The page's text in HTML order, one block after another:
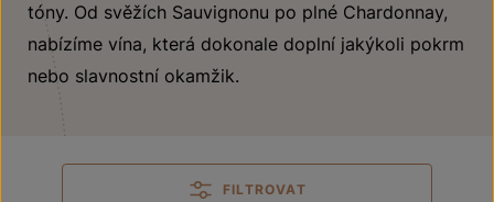
tóny. Od svěžích Sauvignonu po plné Chardonnay,
nabízíme vína, která dokonale doplní jakýkoli pokrm
nebo slavnostní okamžik.
FILTROVAT